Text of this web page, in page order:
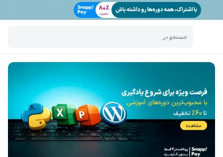
جستجو در